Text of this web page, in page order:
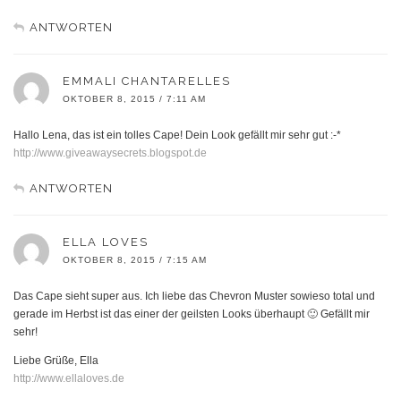
ANTWORTEN
EMMALI CHANTARELLES
OKTOBER 8, 2015 / 7:11 AM
Hallo Lena, das ist ein tolles Cape! Dein Look gefällt mir sehr gut :-*
http://www.giveawaysecrets.blogspot.de
ANTWORTEN
ELLA LOVES
OKTOBER 8, 2015 / 7:15 AM
Das Cape sieht super aus. Ich liebe das Chevron Muster sowieso total und
gerade im Herbst ist das einer der geilsten Looks überhaupt 🙂 Gefällt mir
sehr!
Liebe Grüße, Ella
http://www.ellaloves.de